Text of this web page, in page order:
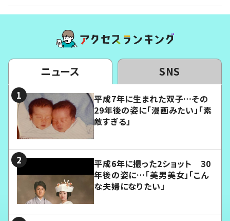
ニュース SNS
平成7年に生まれた双子…その
29年後の姿に「漫画みたい」「素
敵すぎる」
平成6年に撮った2ショット 30
年後の姿に…「美男美女」「こん
な夫婦になりたい」